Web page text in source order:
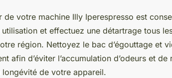
de votre machine Illy Iperespresso est
et effectuez une détartrage tous
région. Nettoyez le bac d’égouttage et
afin d’éviter l’accumulation d’odeurs et
de votre appareil.